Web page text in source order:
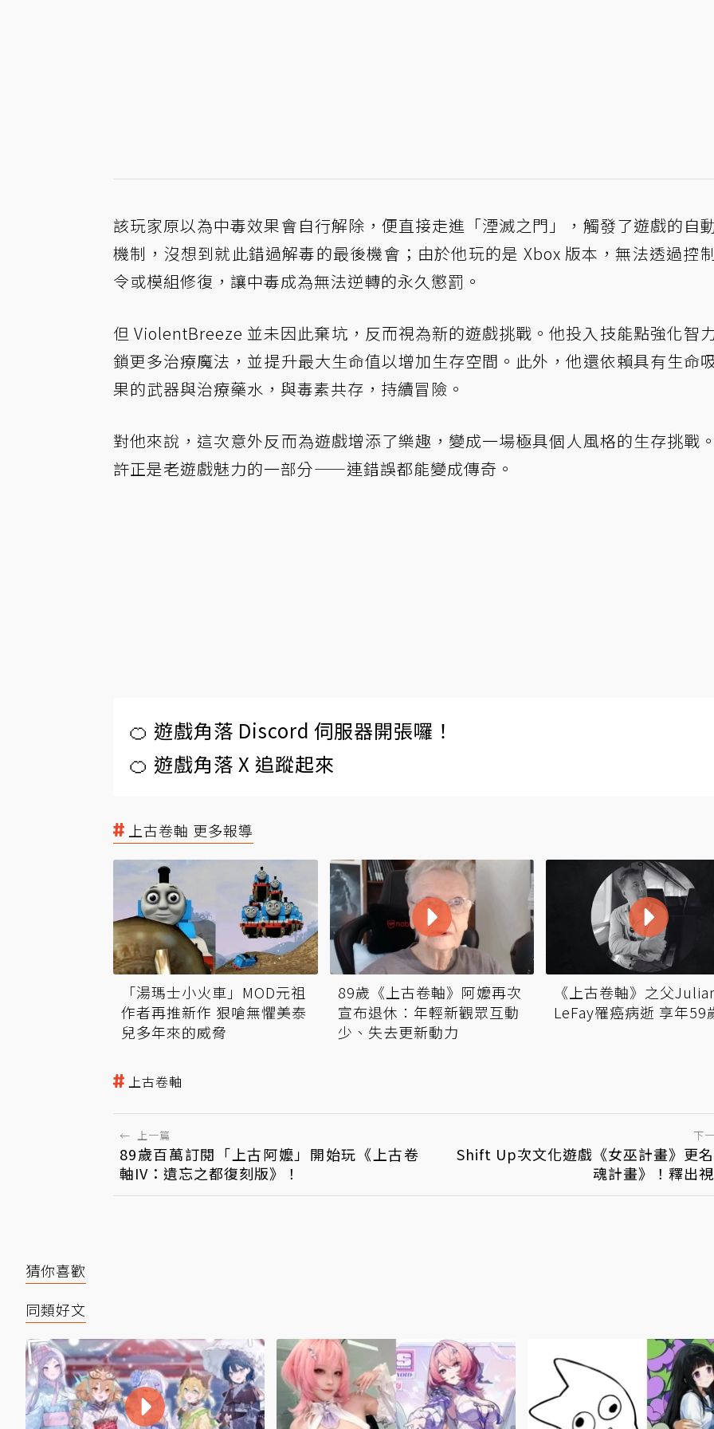
該玩家原以為中毒效果會自行解除，便直接走進「湮滅之門」，觸發了遊戲的自
機制，沒想到就此錯過解毒的最後機會；由於他玩的是 Xbox 版本，無法透過控
令或模組修復，讓中毒成為無法逆轉的永久懲罰。
但 ViolentBreeze 並未因此棄坑，反而視為新的遊戲挑戰。他投入技能點強化智
鎖更多治療魔法，並提升最大生命值以增加生存空間。此外，他還依賴具有生命
果的武器與治療藥水，與毒素共存，持續冒險。
對他來說，這次意外反而為遊戲增添了樂趣，變成一場極具個人風格的生存挑戰
許正是老遊戲魅力的一部分——連錯誤都能變成傳奇。
🍊 遊戲角落 Discord 伺服器開張囉！
🍊 遊戲角落 X 追蹤起來
上古卷軸 更多報導
「湯瑪士小火車」MOD元祖
作者再推新作 狠嗆無懼美泰
兒多年來的威脅
89歲《上古卷軸》阿嬤再次
宣布退休：年輕新觀眾互動
少、失去更新動力
《上古卷軸》之父
LeFay罹癌病逝 享年59
上古卷軸
← 上一篇
89歲百萬訂閱「上古阿嬤」開始玩《上古卷
軸IV：遺忘之都復刻版》！
下
Shift Up次文化遊戲《女巫計畫》更
魂計畫》！釋出
猜你喜歡
同類好文